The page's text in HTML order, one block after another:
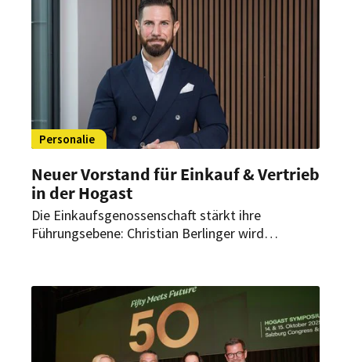
Personalie
Neuer Vorstand für Einkauf & Vertrieb
in der Hogast
Die Einkaufsgenossenschaft stärkt ihre
Führungsebene: Christian Berlinger wird